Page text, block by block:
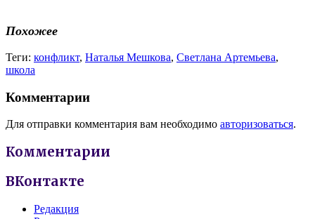
Похожее
Теги: конфликт, Наталья Мешкова, Светлана Артемьева,
школа
Комментарии
Для отправки комментария вам необходимо авторизоваться.
Комментарии
ВКонтакте
Редакция